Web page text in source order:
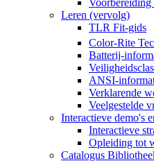
Voorbereiding
Leren (vervolg)
TLR Fit-gids
Color-Rite
Batterij-
ANSI-
Verklarende
Veelgestelde
Interactieve demo's
Interactieve
Opleiding tot
Catalogus